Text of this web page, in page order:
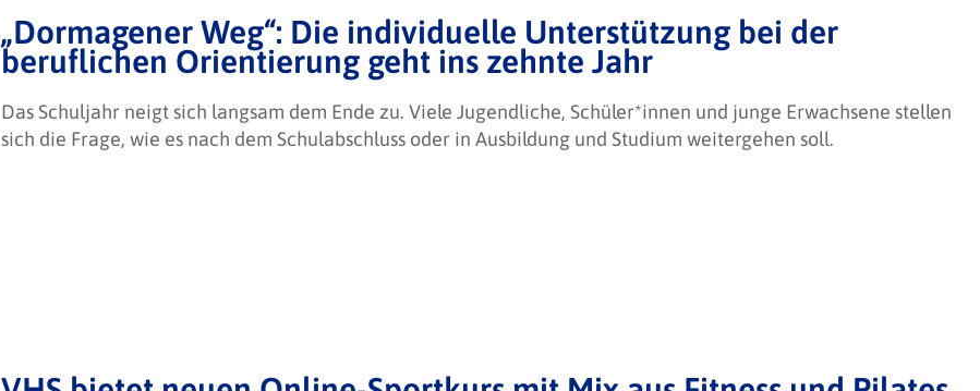
„Dormagener Weg“: Die individuelle Unterstützung bei der
beruflichen Orientierung geht ins zehnte Jahr
Das Schuljahr neigt sich langsam dem Ende zu. Viele Jugendliche, Schüler*innen und junge Erwachsene stellen
sich die Frage, wie es nach dem Schulabschluss oder in Ausbildung und Studium weitergehen soll.